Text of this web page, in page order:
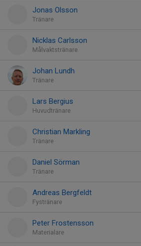
Jonas Olsson
Tränare
Nicklas Carlsson
Målvaktstränare
Johan Lundh
Tränare
Lars Bergius
Huvudtränare
Christian Markling
Tränare
Daniel Sörman
Tränare
Andreas Bergfeldt
Fystränare
Peter Frostensson
Materialare